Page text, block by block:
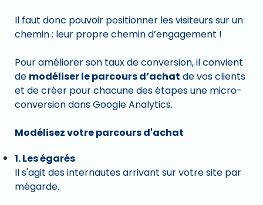
Il faut donc pouvoir positionner les visiteurs sur un
chemin : leur propre chemin d’engagement !
Pour améliorer son taux de conversion, il convient
de modéliser le parcours d’achat de vos clients
et de créer pour chacune des étapes une micro-
conversion dans Google Analytics.
Modélisez votre parcours d'achat
1. Les égarés
Il s'agit des internautes arrivant sur votre site par
mégarde.